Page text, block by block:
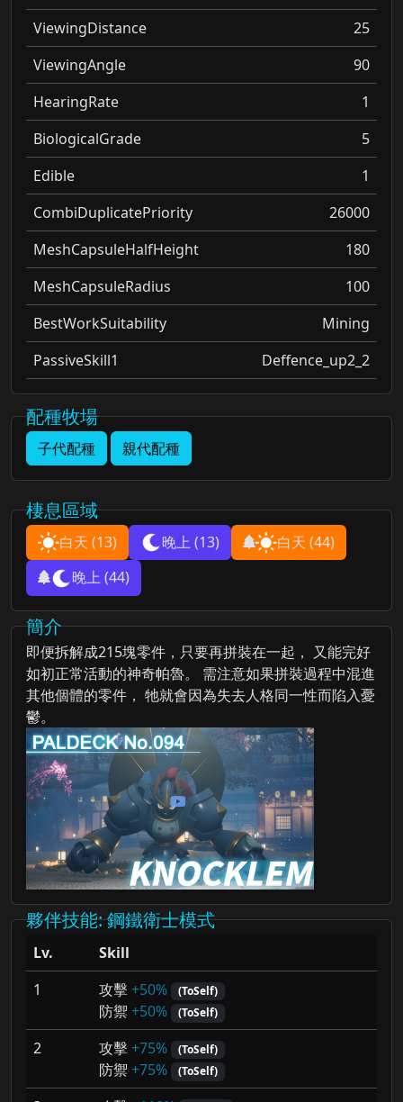
ViewingDistance
25
ViewingAngle
90
HearingRate
1
BiologicalGrade
5
Edible
1
CombiDuplicatePriority
26000
MeshCapsuleHalfHeight
180
MeshCapsuleRadius
100
BestWorkSuitability
Mining
PassiveSkill1
Deffence_up2_2
配種牧場
子代配種 親代配種
棲息區域
白天 (13) 晚上 (13) 白天 (44)
晚上(44)
簡介
即便拆解成215塊零件，只要再拼裝在一起， 又能完好
如初正常活動的神奇帕魯。 需注意如果拼裝過程中混進
其他個體的零件， 牠就會因為失去人格同一性而陷入憂
鬱。
夥伴技能: 鋼鐵衛士模式
Lv.
Skill
1
攻擊+50% (ToSelf)
防禦+50% (ToSelf)
2 攻擊+75% (ToSelf)
防禦+75% (ToSelf)